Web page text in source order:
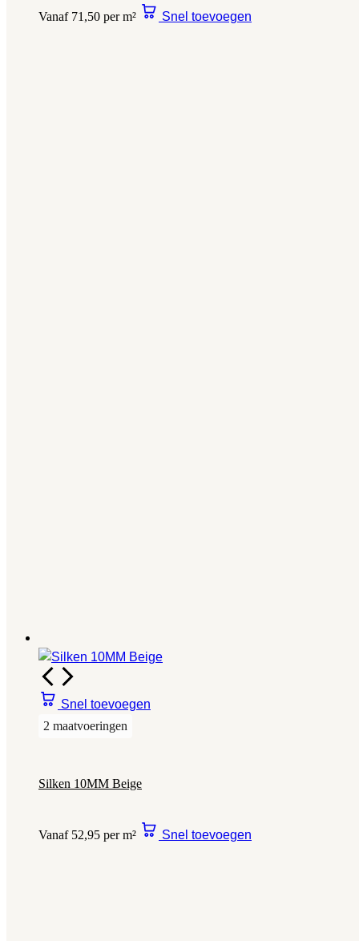
Vanaf 71,50 per m² Snel toevoegen
Snel toevoegen
2 maatvoeringen
Silken 10MM Beige
Vanaf 52,95 per m² Snel toevoegen